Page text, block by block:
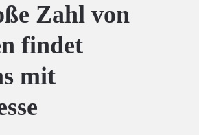
Zahl von
findet
mit